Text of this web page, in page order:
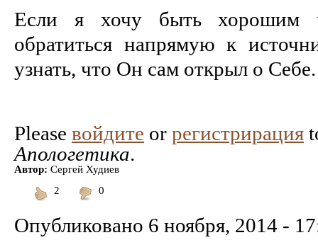
Если я хочу быть хорошим
обратиться напрямую к
узнать, что Он сам открыл о Себе.
Please войдите or регистрирация
Апологетика.
Автор: Сергей Худиев
2
0
Опубликовано 6 ноября, 2014 -